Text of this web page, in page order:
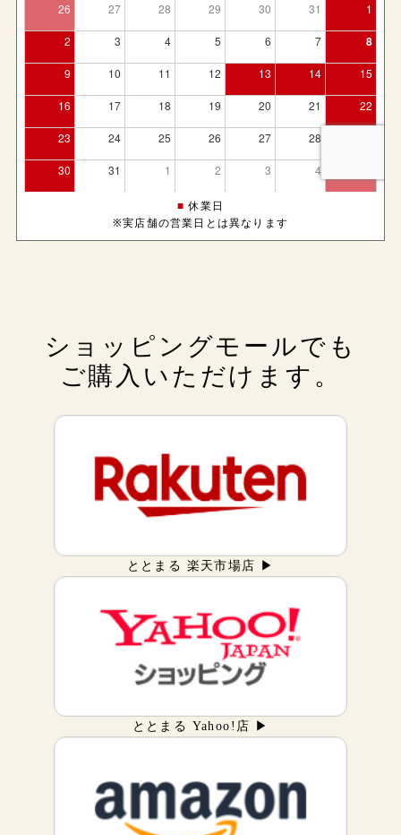
■ 休業日
※実店舗の営業日とは異なります
ショッピングモールでも
ご購入いただけます。
ととまる 楽天市場店 ▶
ととまる Yahoo!店 ▶